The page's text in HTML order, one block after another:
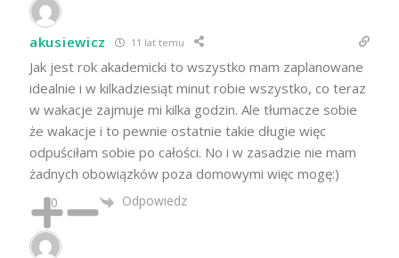
akusiewicz 11 lat temu
Jak jest rok akademicki to wszystko mam zaplanowane
idealnie i w kilkadziesiąt minut robie wszystko, co teraz
w wakacje zajmuje mi kilka godzin. Ale tłumacze sobie
że wakacje i to pewnie ostatnie takie długie więc
odpuściłam sobie po całości. No i w zasadzie nie mam
żadnych obowiązków poza domowymi więc mogę:)
0 Odpowiedz